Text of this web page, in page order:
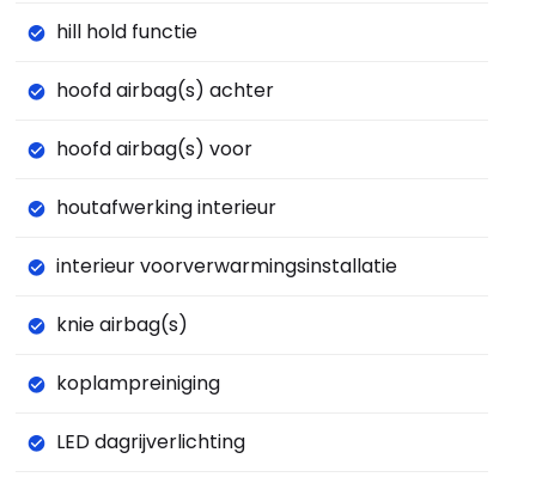
hill hold functie
hoofd airbag(s) achter
hoofd airbag(s) voor
houtafwerking interieur
interieur voorverwarmingsinstallatie
knie airbag(s)
koplampreiniging
LED dagrijverlichting